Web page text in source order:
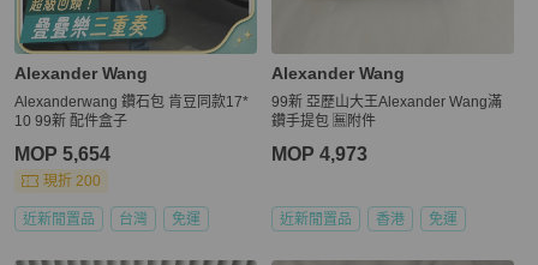
Alexander Wang
Alexanderwang 鑽石包 肯豆同款17*
10 99新 配件盒子
MOP 5,654
現折 200
近新閒置品 台灣 免運
Alexander Wang
99新 亞歷山大王Alexander Wang滿
鑽手提包 🈚附件
MOP 4,973
近新閒置品 香港 免運